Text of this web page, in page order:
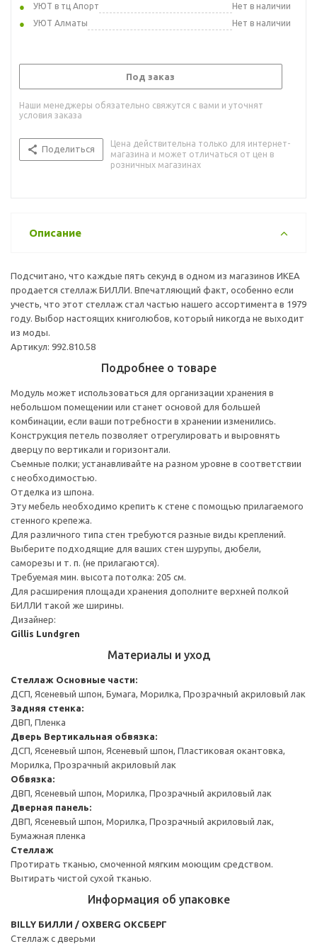
УЮТ в тц Апорт
Нет в наличии
УЮТ Алматы
Нет в наличии
Под заказ
Наши менеджеры обязательно свяжутся с вами и уточнят
условия заказа
Поделиться
Цена действительна только для интернет-
магазина и может отличаться от цен в
розничных магазинах
Описание
Подсчитано, что каждые пять секунд в одном из магазинов ИКЕА
продается стеллаж БИЛЛИ. Впечатляющий факт, особенно если
учесть, что этот стеллаж стал частью нашего ассортимента в 1979
году. Выбор настоящих книголюбов, который никогда не выходит
из моды.
Артикул: 992.810.58
Подробнее о товаре
Модуль может использоваться для организации хранения в
небольшом помещении или станет основой для большей
комбинации, если ваши потребности в хранении изменились.
Конструкция петель позволяет отрегулировать и выровнять
дверцу по вертикали и горизонтали.
Съемные полки; устанавливайте на разном уровне в соответствии
с необходимостью.
Отделка из шпона.
Эту мебель необходимо крепить к стене с помощью прилагаемого
стенного крепежа.
Для различного типа стен требуются разные виды креплений.
Выберите подходящие для ваших стен шурупы, дюбели,
саморезы и т. п. (не прилагаются).
Требуемая мин. высота потолка: 205 см.
Для расширения площади хранения дополните верхней полкой
БИЛЛИ такой же ширины.
Дизайнер:
Gillis Lundgren
Материалы и уход
Стеллаж Основные части:
ДСП, Ясеневый шпон, Бумага, Морилка, Прозрачный акриловый лак
Задняя стенка:
ДВП, Пленка
Дверь Вертикальная обвязка:
ДСП, Ясеневый шпон, Ясеневый шпон, Пластиковая окантовка,
Морилка, Прозрачный акриловый лак
Обвязка:
ДВП, Ясеневый шпон, Морилка, Прозрачный акриловый лак
Дверная панель:
ДВП, Ясеневый шпон, Морилка, Прозрачный акриловый лак,
Бумажная пленка
Стеллаж
Протирать тканью, смоченной мягким моющим средством.
Вытирать чистой сухой тканью.
Информация об упаковке
BILLY БИЛЛИ / OXBERG ОКСБЕРГ
Стеллаж с дверьми